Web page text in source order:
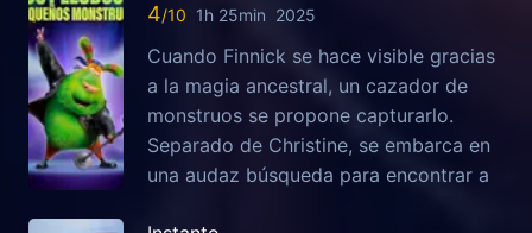
4 1h 25min 2025
Cuando Finnick se hace visible gracias
a la magia ancestral, un cazador de
monstruos se propone capturarlo.
Separado de Christine, se embarca en
una audaz búsqueda para encontrar a